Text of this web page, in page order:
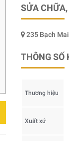
SỬA
235 Bạch
THÔNG SỐ
Thương hiệu
Xuất xứ